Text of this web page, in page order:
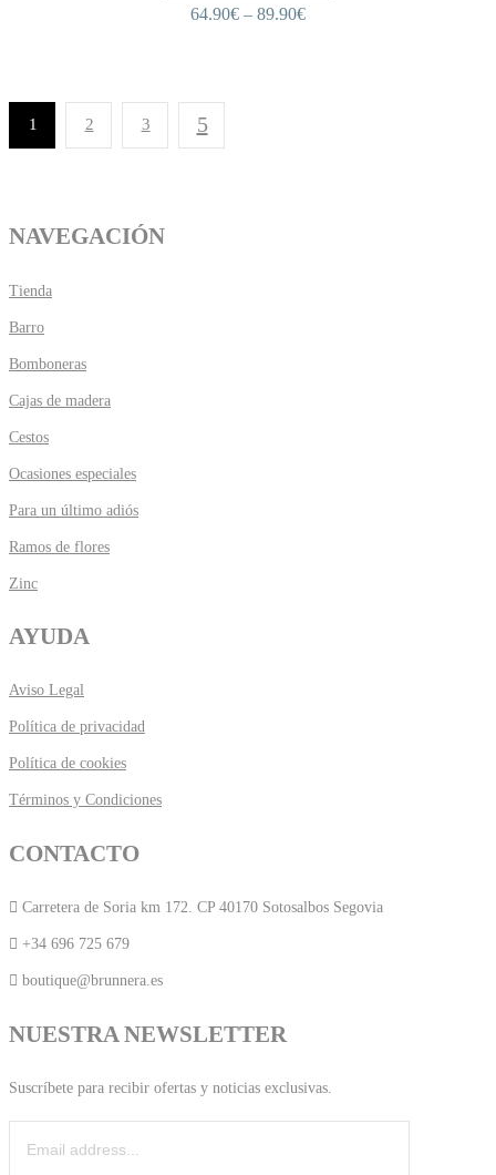
64.90€ – 89.90€
1 2 3
NAVEGACIÓN
Tienda
Barro
Bomboneras
Cajas de madera
Cestos
Ocasiones especiales
Para un último adiós
Ramos de flores
Zinc
AYUDA
Aviso Legal
Política de privacidad
Política de cookies
Términos y Condiciones
CONTACTO
Carretera de Soria km 172. CP 40170 Sotosalbos Segovia
+34 696 725 679
boutique@brunnera.es
NUESTRA NEWSLETTER
Suscríbete para recibir ofertas y noticias exclusivas.